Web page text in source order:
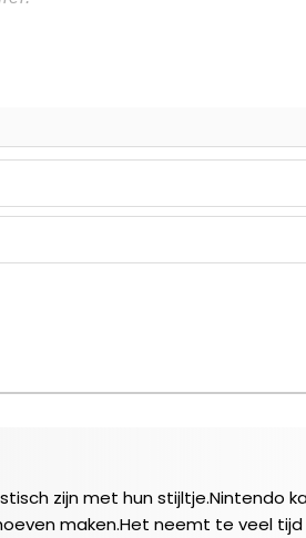
zijn met hun stijltje.Nintendo
maken.Het neemt te veel